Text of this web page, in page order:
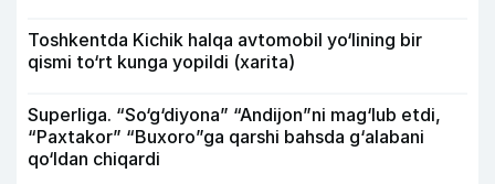
Toshkentda Kichik halqa avtomobil yo‘lining bir
qismi to‘rt kunga yopildi (xarita)
Superliga. “So‘g‘diyona” “Andijon”ni mag‘lub etdi,
“Paxtakor” “Buxoro”ga qarshi bahsda g‘alabani
qo‘ldan chiqardi